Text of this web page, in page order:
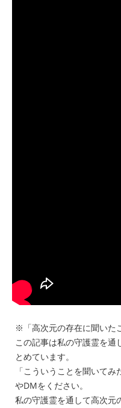
※「高次元の存在に聞いた
この記事は私の守護霊を通
とめています。
「こういうことを聞いて
やDMをください。
私の守護霊を通して高次元